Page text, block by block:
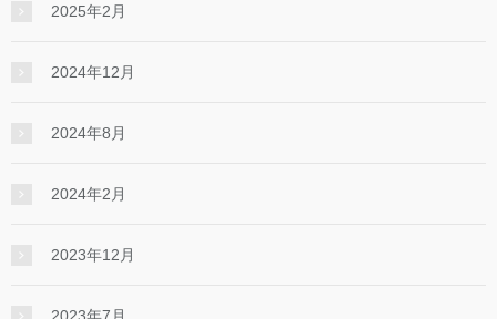
2025年2月
2024年12月
2024年8月
2024年2月
2023年12月